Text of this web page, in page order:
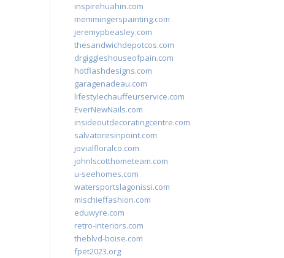
inspirehuahin.com
memmingerspainting.com
jeremypbeasley.com
thesandwichdepotcos.com
drgiggleshouseofpain.com
hotflashdesigns.com
garagenadeau.com
lifestylechauffeurservice.com
EverNewNails.com
insideoutdecoratingcentre.com
salvatoresinpoint.com
jovialfloralco.com
johnlscotthometeam.com
u-seehomes.com
watersportslagonissi.com
mischieffashion.com
eduwyre.com
retro-interiors.com
theblvd-boise.com
fpet2023.org